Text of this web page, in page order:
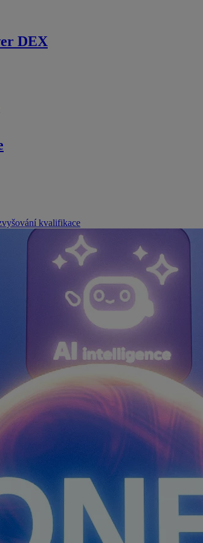
DEX
kvalifikace